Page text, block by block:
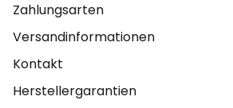
Zahlungsarten
Versandinformationen
Kontakt
Herstellergarantien